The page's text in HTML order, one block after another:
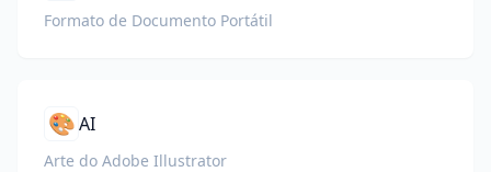
Formato de Documento Portátil
🎨AI
Arte do Adobe Illustrator